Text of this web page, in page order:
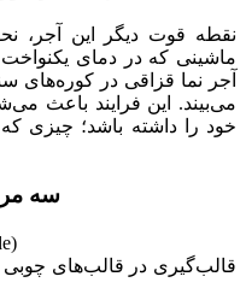
نقطه قوت دیگر این آجر،
ماشینی که در دمای
آجر نما قزاقی در کوره‌های
می‌بیند. این فرایند باعث
خود را داشته باشد؛ چیزی که
سه
قالب‌گیری در قالب‌های